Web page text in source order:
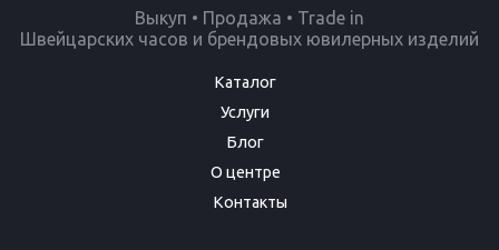
Выкуп • Продажа • Trade in
Швейцарских часов и брендовых ювилерных изделий
Каталог
Услуги
Блог
О центре
Контакты